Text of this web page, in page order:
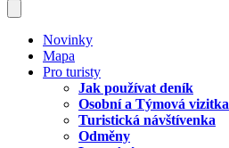
Novinky
Mapa
Pro turisty
Jak používat deník
Osobní a Týmová vizitka
Turistická návštívenka
Odměny